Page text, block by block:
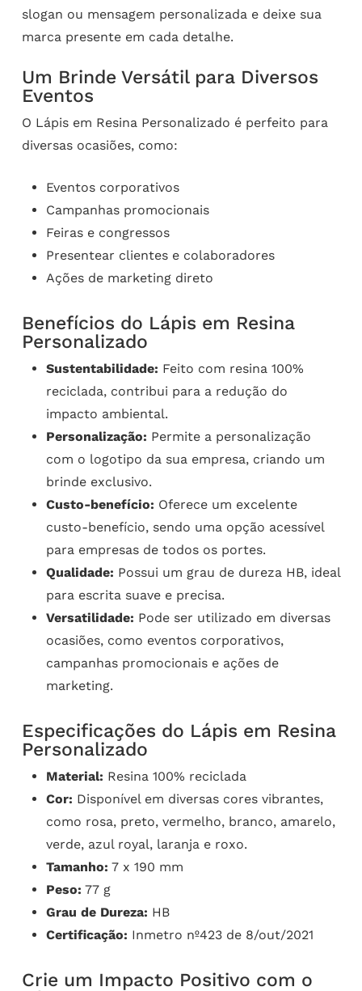
slogan ou mensagem personalizada e deixe sua
marca presente em cada detalhe.
Um Brinde Versátil para Diversos
Eventos
O Lápis em Resina Personalizado é perfeito para
diversas ocasiões, como:
Eventos corporativos
Campanhas promocionais
Feiras e congressos
Presentear clientes e colaboradores
Ações de marketing direto
Benefícios do Lápis em Resina
Personalizado
Sustentabilidade: Feito com resina 100%
reciclada, contribui para a redução do
impacto ambiental.
Personalização: Permite a personalização
com o logotipo da sua empresa, criando um
brinde exclusivo.
Custo-benefício: Oferece um excelente
custo-benefício, sendo uma opção acessível
para empresas de todos os portes.
Qualidade: Possui um grau de dureza HB, ideal
para escrita suave e precisa.
Versatilidade: Pode ser utilizado em diversas
ocasiões, como eventos corporativos,
campanhas promocionais e ações de
marketing.
Especificações do Lápis em Resina
Personalizado
Material: Resina 100% reciclada
Cor: Disponível em diversas cores vibrantes,
como rosa, preto, vermelho, branco, amarelo,
verde, azul royal, laranja e roxo.
Tamanho: 7 x 190 mm
Peso: 77 g
Grau de Dureza: HB
Certificação: Inmetro nº423 de 8/out/2021
Crie um Impacto Positivo com o